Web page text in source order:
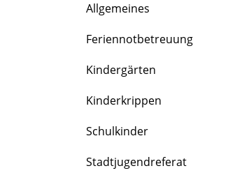
Allgemeines
Feriennotbetreuung
Kindergärten
Kinderkrippen
Schulkinder
Stadtjugendreferat